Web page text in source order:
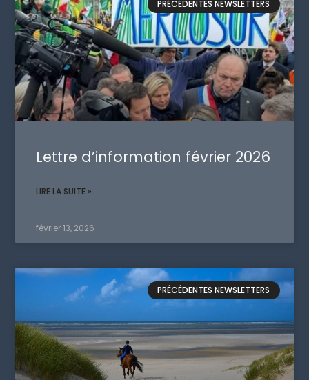
PRÉCÉDENTES NEWSLETTERS
Lettre d’information février 2026
LIRE LA SUITE »
février 13, 2026
PRÉCÉDENTES NEWSLETTERS